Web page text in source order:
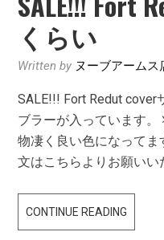
くらい
Written by ヌーブアームス
SALE!!! Fort Redut
ブラーが入っています
物凄く良い色になって
文はこちらよりお願い
CONTINUE READING
FORT